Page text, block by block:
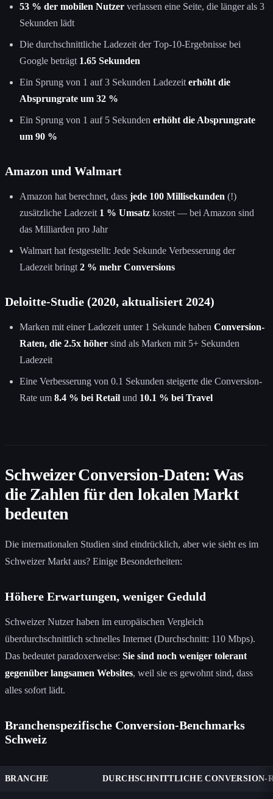
53 % der mobilen Nutzer verlassen eine Seite, die länger als 3
Sekunden lädt
Die durchschnittliche Ladezeit der Top-10-Ergebnisse bei
Google beträgt 1.65 Sekunden
Ein Sprung von 1 auf 3 Sekunden Ladezeit erhöht die
Absprungrate um 32 %
Ein Sprung von 1 auf 5 Sekunden erhöht die Absprungrate
um 90 %
Amazon und Walmart
Amazon hat berechnet, dass jede 100 Millisekunden (!)
zusätzliche Ladezeit 1 % Umsatz kostet — bei Amazon sind
das Milliarden pro Jahr
Walmart hat festgestellt: Jede Sekunde Verbesserung der
Ladezeit bringt 2 % mehr Conversions
Deloitte-Studie (2020, aktualisiert 2024)
Marken mit einer Ladezeit unter 1 Sekunde haben Conversion-
Raten, die 2.5x höher sind als Marken mit 5+ Sekunden
Ladezeit
Eine Verbesserung von 0.1 Sekunden steigerte die Conversion-
Rate um 8.4 % bei Retail und 10.1 % bei Travel
Schweizer Conversion-Daten: Was
die Zahlen für den lokalen Markt
bedeuten
Die internationalen Studien sind eindrücklich, aber wie sieht es im
Schweizer Markt aus? Einige Besonderheiten:
Höhere Erwartungen, weniger Geduld
Schweizer Nutzer haben im europäischen Vergleich
überdurchschnittlich schnelles Internet (Durchschnitt: 110 Mbps).
Das bedeutet paradoxerweise: Sie sind noch weniger tolerant
gegenüber langsamen Websites, weil sie es gewohnt sind, dass
alles sofort lädt.
Branchenspezifische Conversion-Benchmarks
Schweiz
BRANCHE DURCHSCHNITTLICHE CONVERSION-